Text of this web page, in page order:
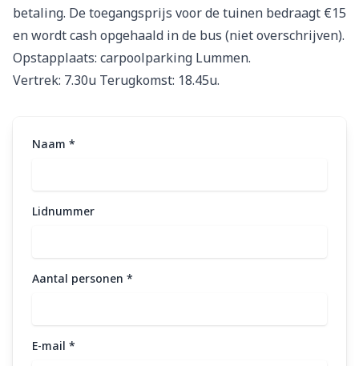
betaling. De toegangsprijs voor de tuinen bedraagt €15
en wordt cash opgehaald in de bus (niet overschrijven).
Opstapplaats: carpoolparking Lummen.
Vertrek: 7.30u Terugkomst: 18.45u.
Naam *
Lidnummer
Aantal personen *
E-mail *